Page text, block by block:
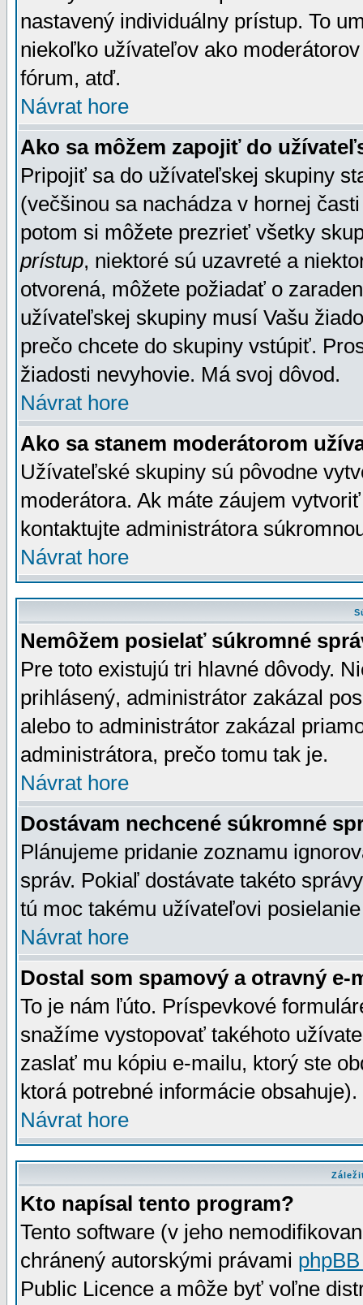
nastavený individuálny prístup. To
niekoľko užívateľov ako
fórum, atď.
Návrat hore
Ako sa môžem zapojiť do
Pripojiť sa do užívateľskej skupiny
(večšinou sa nachádza v hornej
potom si môžete prezrieť všetky
prístup, niektoré sú uzavreté a
otvorená, môžete požiadať o
užívateľskej skupiny musí Vašu
prečo chcete do skupiny vstúpiť.
žiadosti nevyhovie. Má svoj dôvod.
Návrat hore
Ako sa stanem moderátorom
Užívateľské skupiny sú pôvodne
moderátora. Ak máte záujem
kontaktujte administrátora
Návrat hore
Nemôžem posielať súkromné
Pre toto existujú tri hlavné dôvody.
prihlásený, administrátor zakázal
alebo to administrátor zakázal
administrátora, prečo tomu tak je.
Návrat hore
Dostávam nechcené súkromné
Plánujeme pridanie zoznamu
správ. Pokiaľ dostávate takéto
tú moc takému užívateľovi
Návrat hore
Dostal som spamový a otravný e-
To je nám ľúto. Príspevkové
snažíme vystopovať takéhoto
zaslať mu kópiu e-mailu, ktorý ste
ktorá potrebné informácie
Návrat hore
Kto napísal tento program?
Tento software (v jeho
chránený autorskými právami
Public Licence a môže byť voľne